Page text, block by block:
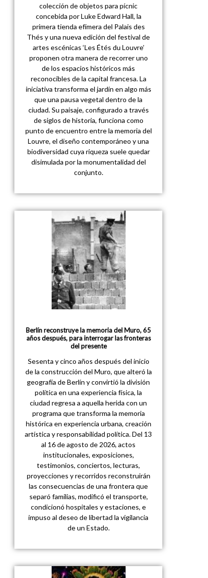
colección de objetos para pícnic
concebida por Luke Edward Hall, la
primera tienda efímera del Palais des
Thés y una nueva edición del festival de
artes escénicas ‘Les Étés du Louvre’
proponen otra manera de recorrer uno
de los espacios históricos más
reconocibles de la capital francesa. La
iniciativa transforma el jardín en algo más
que una pausa vegetal dentro de la
ciudad. Su paisaje, configurado a través
de siglos de historia, funciona como
punto de encuentro entre la memoria del
Louvre, el diseño contemporáneo y una
biodiversidad cuya riqueza suele quedar
disimulada por la monumentalidad del
conjunto.
Berlín reconstruye la memoria del Muro, 65
años después, para interrogar las fronteras
del presente
Sesenta y cinco años después del inicio
de la construcción del Muro, que alteró la
geografía de Berlín y convirtió la división
política en una experiencia física, la
ciudad regresa a aquella herida con un
programa que transforma la memoria
histórica en experiencia urbana, creación
artística y responsabilidad política. Del 13
al 16 de agosto de 2026, actos
institucionales, exposiciones,
testimonios, conciertos, lecturas,
proyecciones y recorridos reconstruirán
las consecuencias de una frontera que
separó familias, modificó el transporte,
condicionó hospitales y estaciones, e
impuso al deseo de libertad la vigilancia
de un Estado.